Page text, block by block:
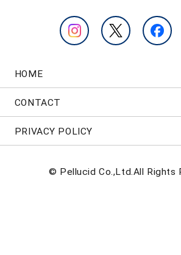
HOME
CONTACT
PRIVACY POLICY
© Pellucid Co.,Ltd.All Rights